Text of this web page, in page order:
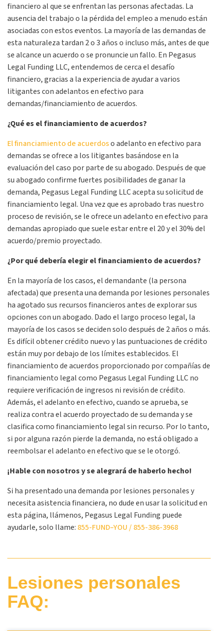
financiero al que se enfrentan las personas afectadas. La
ausencia del trabajo o la pérdida del empleo a menudo están
asociadas con estos eventos. La mayoría de las demandas de
esta naturaleza tardan 2 o 3 años o incluso más, antes de que
se alcance un acuerdo o se pronuncie un fallo. En Pegasus
Legal Funding LLC, entendemos de cerca el desafío
financiero, gracias a la experiencia de ayudar a varios
litigantes con adelantos en efectivo para
demandas/financiamiento de acuerdos.
¿Qué es el financiamiento de acuerdos?
El financiamiento de acuerdoso adelanto en efectivo para
demandas se ofrece a los litigantes basándose en la
evaluación del caso por parte de su abogado. Después de que
su abogado confirme fuertes posibilidades de ganar la
demanda, Pegasus Legal Funding LLCacepta su solicitud de
financiamiento legal. Una vez que es aprobado tras nuestro
proceso de revisión, se le ofrece un adelanto en efectivo para
demandas apropiado que suele estar entre el 20 y el 30% del
acuerdo/premio proyectado.
¿Por qué debería elegir el financiamiento de acuerdos?
En la mayoría de los casos, el demandante (la persona
afectada) que presenta una demanda por lesiones personales
ha agotado sus recursos financieros antes de explorar sus
opciones con un abogado. Dado el largo proceso legal, la
mayoría de los casos se deciden solo después de 2 años o más.
Es difícil obtener crédito nuevo y las puntuaciones de crédito
están muy por debajo de los límites establecidos. El
financiamiento de acuerdos proporcionado por compañías de
financiamiento legal como Pegasus Legal Funding LLCno
requiere verificación de ingresos ni revisión de crédito.
Además, el adelanto en efectivo, cuando se aprueba, se
realiza contra el acuerdo proyectado de su demanda y se
clasifica como financiamiento legal sin recurso. Por lo tanto,
si por alguna razón pierde la demanda, no está obligado a
reembolsar el adelanto en efectivo que se le otorgó.
¡Hable con nosotros y se alegrará de haberlo hecho!
Si ha presentado una demanda por lesiones personales y
necesita asistencia financiera, no dude en usar la solicitud en
esta página, llámenos, Pegasus Legal Funding puede
ayudarle, solo llame: 855-FUND–YOU/ 855-386-3968
Lesiones personales
FAQ: